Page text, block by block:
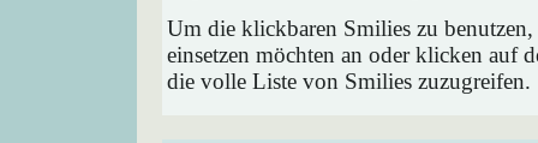
Um die klickbaren Smilies zu
einsetzen möchten an oder klicken auf
die volle Liste von Smilies zuzugreifen.